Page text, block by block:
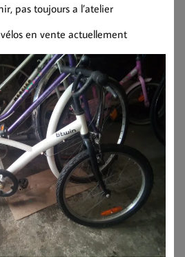
pas toujours a l’atelier
en vente actuellement